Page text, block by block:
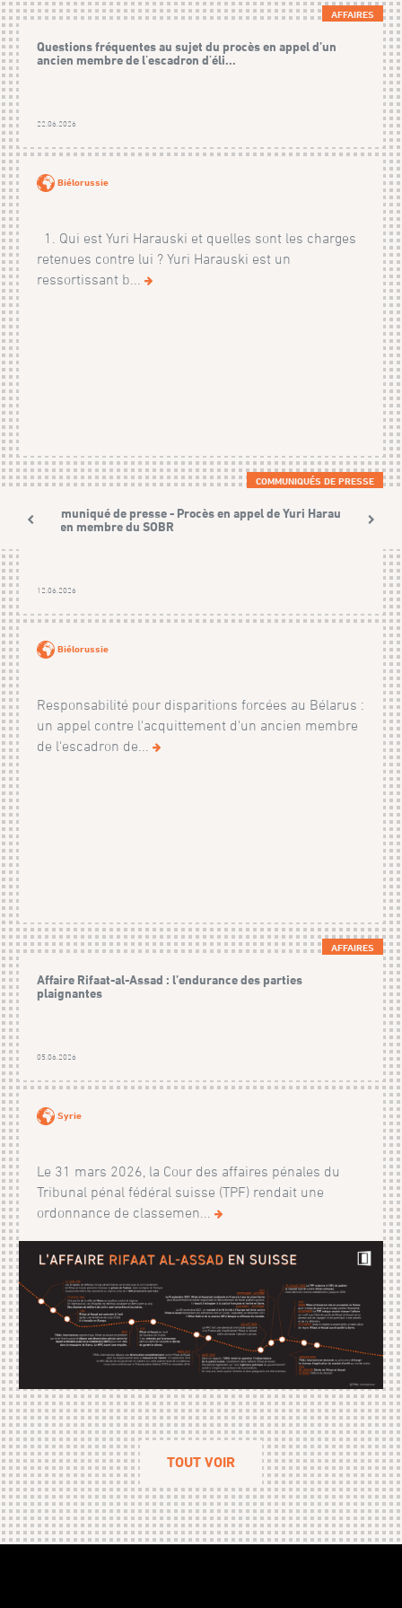
AFFAIRES
Questions fréquentes au sujet du procès en appel d’un
ancien membre de l'escadron d'éli...
22.06.2026
Biélorussie
1. Qui est Yuri Harauski et quelles sont les charges
retenues contre lui ? Yuri Harauski est un
ressortissant b...
COMMUNIQUÉS DE PRESSE
Communiqué de presse - Procès en appel de Yuri Harauski,
ancien membre du SOBR
12.06.2026
Biélorussie
Responsabilité pour disparitions forcées au Bélarus :
un appel contre l'acquittement d'un ancien membre
de l'escadron de...
AFFAIRES
Affaire Rifaat-al-Assad : l’endurance des parties
plaignantes
05.06.2026
Syrie
Le 31 mars 2026, la Cour des affaires pénales du
Tribunal pénal fédéral suisse (TPF) rendait une
ordonnance de classemen...
TOUT VOIR